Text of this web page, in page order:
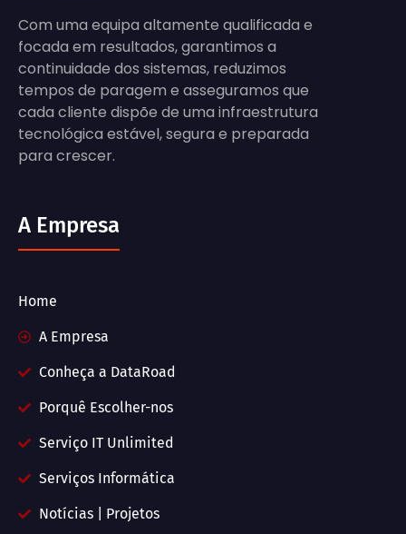
Com uma equipa altamente qualificada e
focada em resultados, garantimos a
continuidade dos sistemas, reduzimos
tempos de paragem e asseguramos que
cada cliente dispõe de uma infraestrutura
tecnológica estável, segura e preparada
para crescer.
A Empresa
Home
A Empresa
Conheça a DataRoad
Porquê Escolher-nos
Serviço IT Unlimited
Serviços Informática
Notícias | Projetos